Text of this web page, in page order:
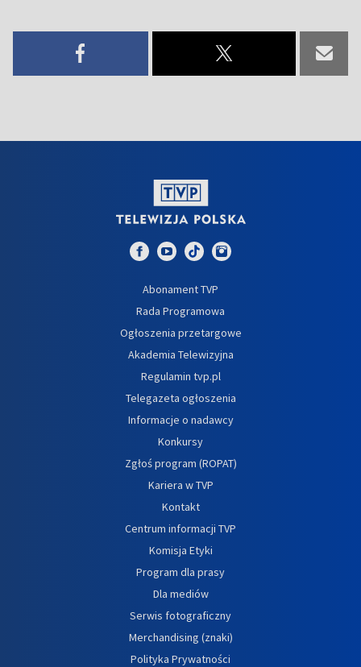
Abonament TVP
Rada Programowa
Ogłoszenia przetargowe
Akademia Telewizyjna
Regulamin tvp.pl
Telegazeta ogłoszenia
Informacje o nadawcy
Konkursy
Zgłoś program (ROPAT)
Kariera w TVP
Kontakt
Centrum informacji TVP
Komisja Etyki
Program dla prasy
Dla mediów
Serwis fotograficzny
Merchandising (znaki)
Polityka Prywatności